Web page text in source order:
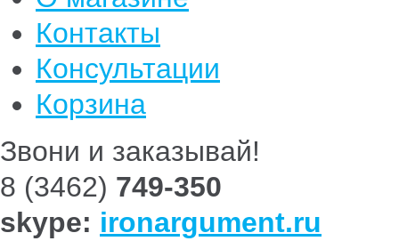
Контакты
Консультации
Корзина
Звони и заказывай!
8 (3462) 749-350
skype: ironargument.ru